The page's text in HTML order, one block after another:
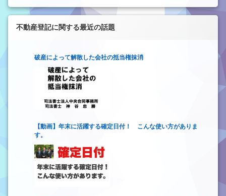
不動産登記に関する最近の話題
破産によって解散した会社の抵当権抹消
【動画】年末に活躍する確定日付！ こんな使い方がありま
す。